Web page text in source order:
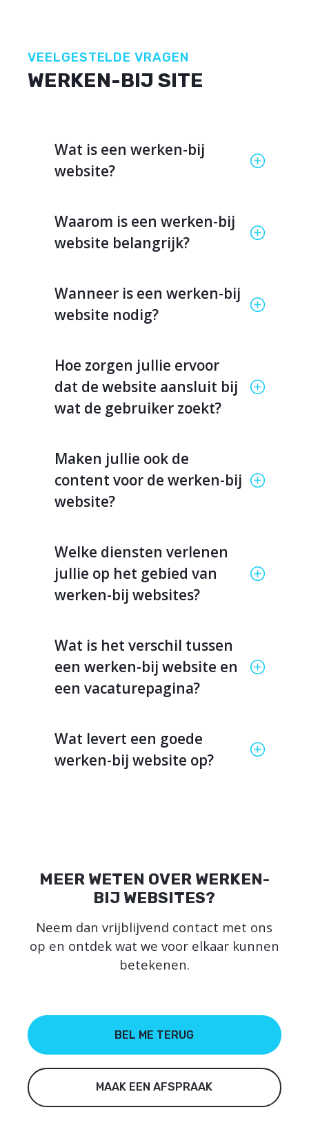
VEELGESTELDE VRAGEN
WERKEN-BIJ SITE
Wat is een werken-bij
website?
Waarom is een werken-bij
website belangrijk?
Wanneer is een werken-bij
website nodig?
Hoe zorgen jullie ervoor
dat de website aansluit bij
wat de gebruiker zoekt?
Maken jullie ook de
content voor de werken-bij
website?
Welke diensten verlenen
jullie op het gebied van
werken-bij websites?
Wat is het verschil tussen
een werken-bij website en
een vacaturepagina?
Wat levert een goede
werken-bij website op?
MEER WETEN OVER WERKEN-
BIJ WEBSITES?
Neem dan vrijblijvend contact met ons
op en ontdek wat we voor elkaar kunnen
betekenen.
BEL ME TERUG
MAAK EEN AFSPRAAK